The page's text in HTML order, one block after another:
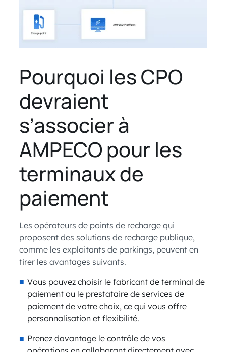
Pourquoi les CPO
devraient
s’associer à
AMPECO pour les
terminaux de
paiement
Les opérateurs de points de recharge qui
proposent des solutions de recharge publique,
comme les exploitants de parkings, peuvent en
tirer les avantages suivants.
Vous pouvez choisir le fabricant de terminal de
paiement ou le prestataire de services de
paiement de votre choix, ce qui vous offre
personnalisation et flexibilité.
Prenez davantage le contrôle de vos